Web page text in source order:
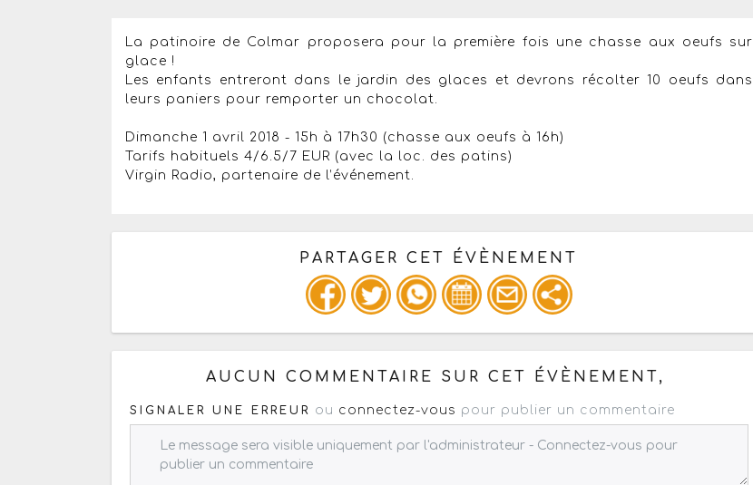
La patinoire de Colmar proposera pour la première fois une chasse aux oeufs sur
glace !
Les enfants entreront dans le jardin des glaces et devrons récolter 10 oeufs dans
leurs paniers pour remporter un chocolat.
Dimanche 1 avril 2018 - 15h à 17h30 (chasse aux oeufs à 16h)
Tarifs habituels 4/6.5/7 EUR (avec la loc. des patins)
Virgin Radio, partenaire de l’événement.
PARTAGER CET ÉVÈNEMENT
Copiez les infos ci-dessous pour un : mail / forum / réseau social
AUCUN COMMENTAIRE SUR CET ÉVÈNEMENT,
SIGNALER UNE ERREUR ou connectez-vous pour publier un commentaire